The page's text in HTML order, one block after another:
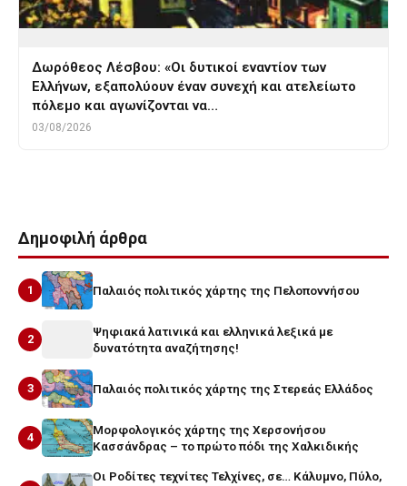
Δωρόθεος Λέσβου: «Οι δυτικοί εναντίον των
Ελλήνων, εξαπολύουν έναν συνεχή και ατελείωτο
πόλεμο και αγωνίζονται να…
03/08/2026
Δημοφιλή άρθρα
1 Παλαιός πολιτικός χάρτης της Πελοποννήσου
2
Ψηφιακά λατινικά και ελληνικά λεξικά με
δυνατότητα αναζήτησης!
3 Παλαιός πολιτικός χάρτης της Στερεάς Ελλάδος
4
Μορφολογικός χάρτης της Χερσονήσου
Κασσάνδρας – το πρώτο πόδι της Χαλκιδικής
Οι Ροδίτες τεχνίτες Τελχίνες, σε… Κάλυμνο, Πύλο,